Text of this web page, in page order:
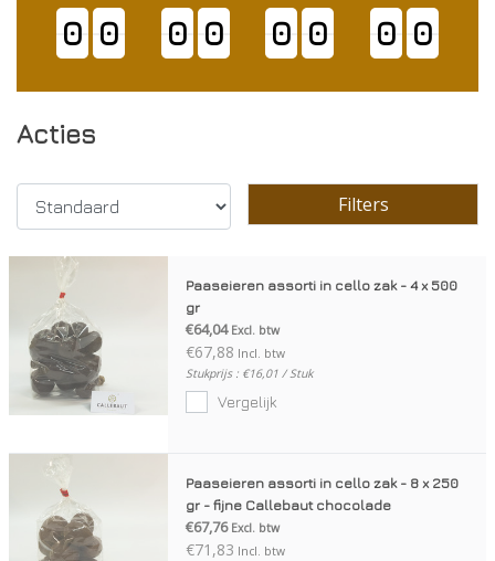
0 0 0 0 0 0 0 0
Acties
Filters
Paaseieren assorti in cello zak - 4 x 500
gr
€64,04 Excl. btw
€67,88 Incl. btw
Stukprijs : €16,01 / Stuk
Vergelijk
Paaseieren assorti in cello zak - 8 x 250
gr - fijne Callebaut chocolade
€67,76 Excl. btw
€71,83 Incl. btw